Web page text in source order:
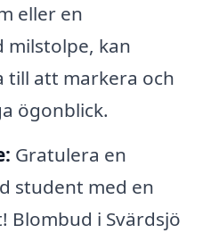
eller en
kan
till att markera och
ögonblick.
Gratulera en
student med en
Blombud i Svärdsjö